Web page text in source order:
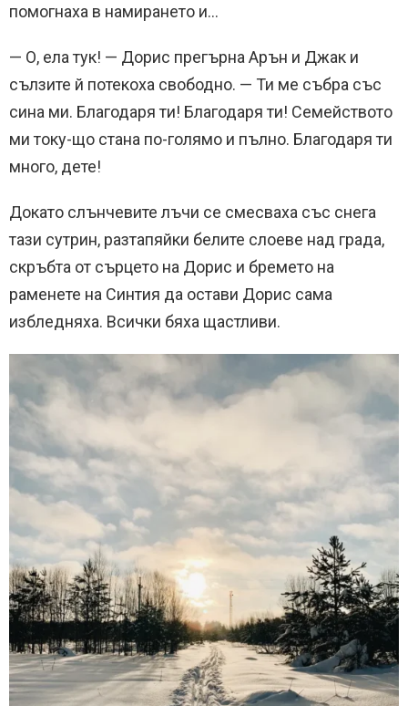
помогнаха в намирането и…
— О, ела тук! — Дорис прегърна Арън и Джак и
сълзите й потекоха свободно. — Ти ме събра със
сина ми. Благодаря ти! Благодаря ти! Семейството
ми току-що стана по-голямо и пълно. Благодаря ти
много, дете!
Докато слънчевите лъчи се смесваха със снега
тази сутрин, разтапяйки белите слоеве над града,
скръбта от сърцето на Дорис и бремето на
раменете на Синтия да остави Дорис сама
избледняха. Всички бяха щастливи.